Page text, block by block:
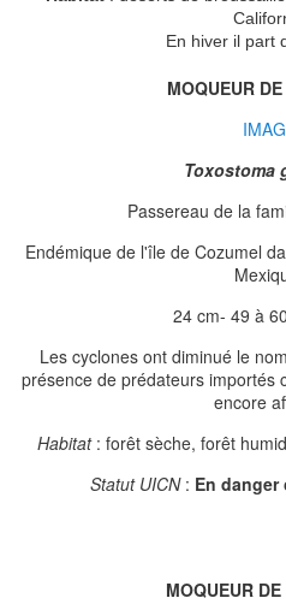
En hiver il part
MOQUEUR
Toxostoma
Passereau de la
Endémique de l'île de Cozumel
24 cm- 49 à
Les cyclones ont diminué le
présence de prédateurs importés
encore
Habitat : forêt sèche, forêt
Statut UICN: En
MOQUEUR